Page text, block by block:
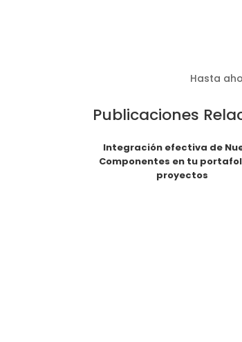
Hasta
Publicaciones
Integración efectiva de
Componentes en tu
proyectos